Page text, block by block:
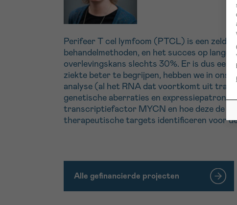
Perifeer T cel lymfoom (PTCL) is een
behandelmethoden, en het succes op
overlevingskans slechts 30%. Er is dus een
ziekte beter te begrijpen, hebben we in ons
analyse (al het RNA dat voortkomt uit
genetische aberraties en
transcriptiefactor MYCN en hoe deze de
therapeutische targets identificeren voor
Alle gefinancierde projecten